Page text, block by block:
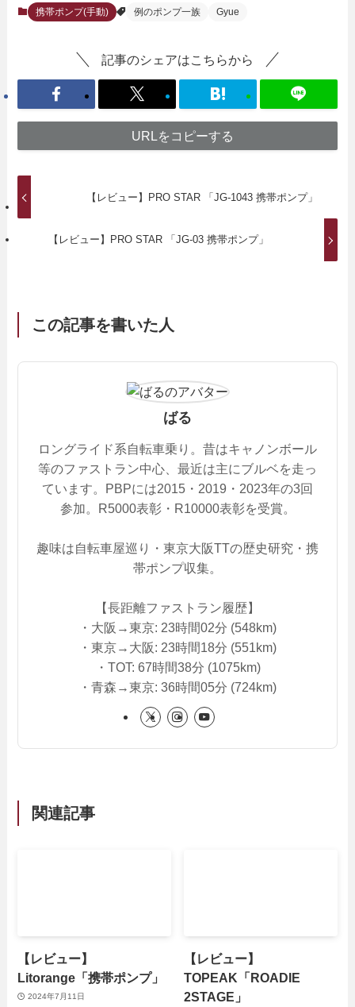
携帯ポンプ(手動) 例のポンプ一族 Gyue
記事のシェアはこちらから
URLをコピーする
【レビュー】PRO STAR 「JG-1043 携帯ポンプ」
【レビュー】PRO STAR 「JG-03 携帯ポンプ」
この記事を書いた人
ばる
ロングライド系自転車乗り。昔はキャノンボール
等のファストラン中心、最近は主にブルベを走っ
ています。PBPには2015・2019・2023年の3回
参加。R5000表彰・R10000表彰を受賞。
趣味は自転車屋巡り・東京大阪TTの歴史研究・携
帯ポンプ収集。
【長距離ファストラン履歴】
・大阪→東京: 23時間02分 (548km)
・東京→大阪: 23時間18分 (551km)
・TOT: 67時間38分 (1075km)
・青森→東京: 36時間05分 (724km)
関連記事
【レビュー】
Litorange「携帯ポンプ」
2024年7月11日
【レビュー】
TOPEAK「ROADIE
2STAGE」